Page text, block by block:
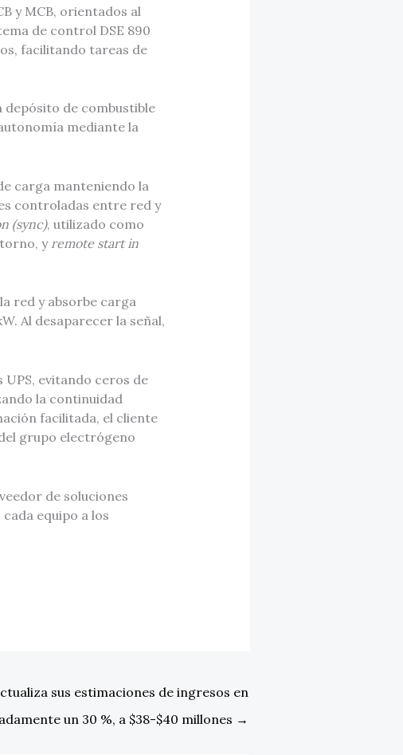
y MCB, orientados al
de control DSE 890
facilitando tareas de
de combustible
mediante la
carga manteniendo la
controladas entre red y
(sync), utilizado como
y remote start in
red y absorbe carga
Al desaparecer la señal,
evitando ceros de
la continuidad
facilitada, el cliente
grupo electrógeno
de soluciones
equipo a los
sus estimaciones de ingresos en
un 30 %, a $38-$40 millones →